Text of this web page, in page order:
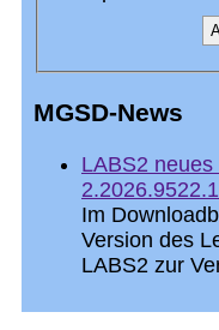
MGSD-News
LABS2
Im
Version des
LABS2 zur